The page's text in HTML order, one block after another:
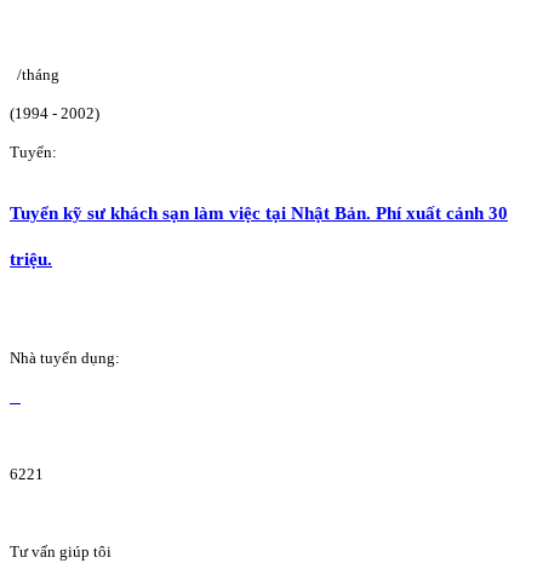
/tháng
(1994 - 2002)
Tuyển:
Tuyển kỹ sư khách sạn làm việc tại Nhật Bản. Phí xuất cảnh 30
triệu.
Nhà tuyển dụng:
6221
Tư vấn giúp tôi